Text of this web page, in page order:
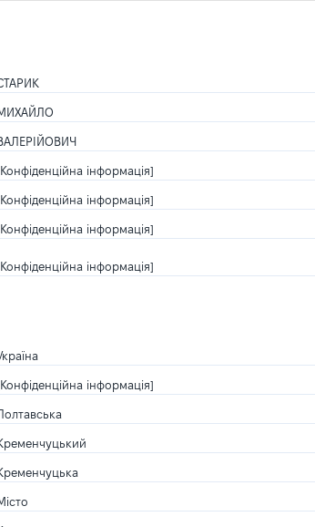
інформація]
інформація]
інформація]
інформація]
інформація]